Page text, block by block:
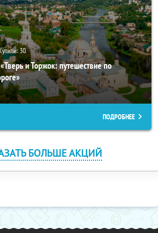
30
и Торжок: путешествие по
ПОДРОБНЕЕ
БОЛЬШЕ АКЦИЙ